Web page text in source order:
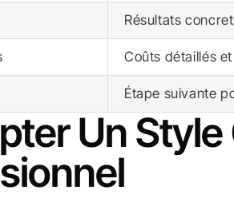
Résultats
Coûts détaillés
Étape suivante
Un Style